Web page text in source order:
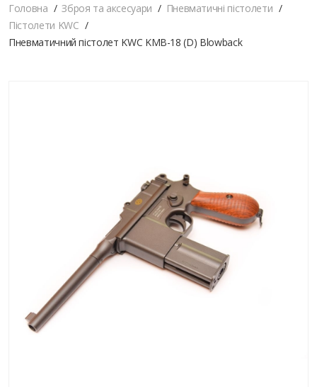
Головна Зброя та аксесуари
Пневматичні пістолети
Пістолети KWC
Пневматичний пістолет KWC KMB-18 (D) Blowback